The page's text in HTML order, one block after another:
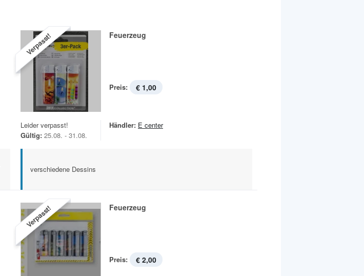
Verpasst! Feuerzeug
Preis: € 1,00
Leider verpasst!
Gültig: 25.08. - 31.08.
Händler: E center
verschiedene Dessins
Verpasst! Feuerzeug
Preis: € 2,00